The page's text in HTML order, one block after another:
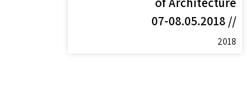
// 07-08.05.2018
2018